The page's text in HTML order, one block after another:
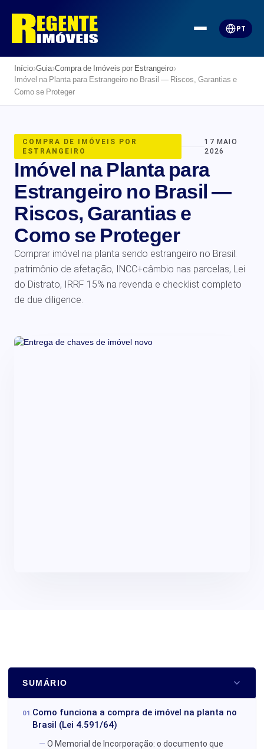
PT
Início›Guia›Compra de Imóveis por Estrangeiro›
Imóvel na Planta para Estrangeiro no Brasil — Riscos, Garantias e
Como se Proteger
COMPRA DE IMÓVEIS POR
ESTRANGEIRO
17 MAIO
2026
Imóvel na Planta para
Estrangeiro no Brasil —
Riscos, Garantias e
Como se Proteger
Comprar imóvel na planta sendo estrangeiro no Brasil:
patrimônio de afetação, INCC+câmbio nas parcelas, Lei
do Distrato, IRRF 15% na revenda e checklist completo
de due diligence.
SUMÁRIO
Como funciona a compra de imóvel na planta no
Brasil (Lei 4.591/64)
O Memorial de Incorporação: o documento que